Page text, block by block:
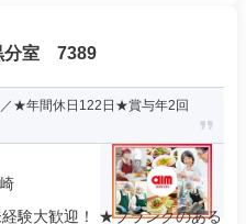
分室 7389
★年間休日122日★賞与年2回
験大歓迎！ ★ブランクのある